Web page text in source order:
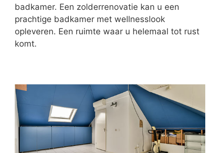
badkamer. Een zolderrenovatie kan u een
prachtige badkamer met wellnesslook
opleveren. Een ruimte waar u helemaal tot rust
komt.